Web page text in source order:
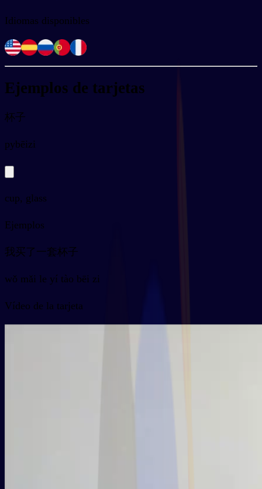
Idiomas disponibles
Ejemplos de tarjetas
杯子
pybēizi
cup, glass
Ejemplos
我买了一套杯子
wǒ mǎi le yí tào bēi zi
Vídeo de la tarjeta